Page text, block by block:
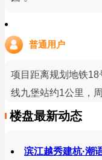
普通用户
项目距离规划地铁
线九堡站约1公里，
楼盘最新动态
滨江越秀建杭·潮